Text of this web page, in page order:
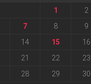
1
2
7 8 9
14 15 16
21 22 23
28 29
30